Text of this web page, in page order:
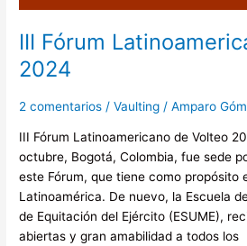
III Fórum
2024
2 comentarios /Vaulting /Amparo
III Fórum Latinoamericano de Volteo
octubre, Bogotá, Colombia, fue sede
este Fórum, que tiene como propósito
Latinoamérica. De nuevo, la Escuela
de Equitación del Ejército (ESUME),
abiertas y gran amabilidad a todos los
2024